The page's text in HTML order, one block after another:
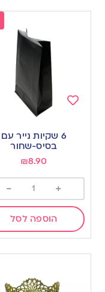
wishlist
6 שקיות נייר עם
בסיס-שחור
₪8.90
+
-
הוספה לסל